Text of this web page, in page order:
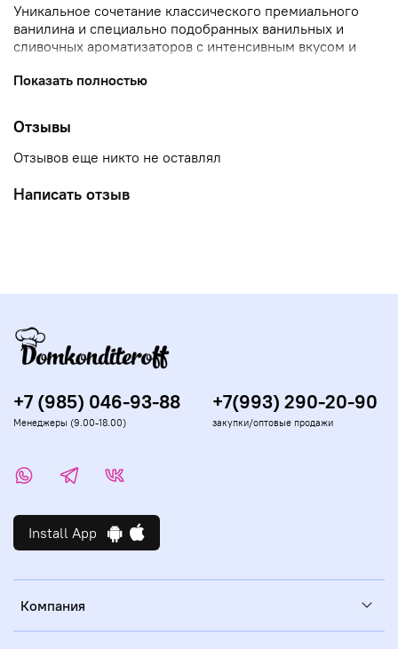
Уникальное сочетание классического премиального
ванилина и специально подобранных ванильных и
сливочных ароматизаторов с интенсивным вкусом и
1 пакетик 2 гр. рассчитан на 2,5 кг муки
Показать полностью
Отзывы
Отзывов еще никто не оставлял
Написать отзыв
Компания
Install App
+7 (985) 046-93-88
Менеджеры (9.00-18.00)
+7(993) 290-20-90
закупки/оптовые продажи